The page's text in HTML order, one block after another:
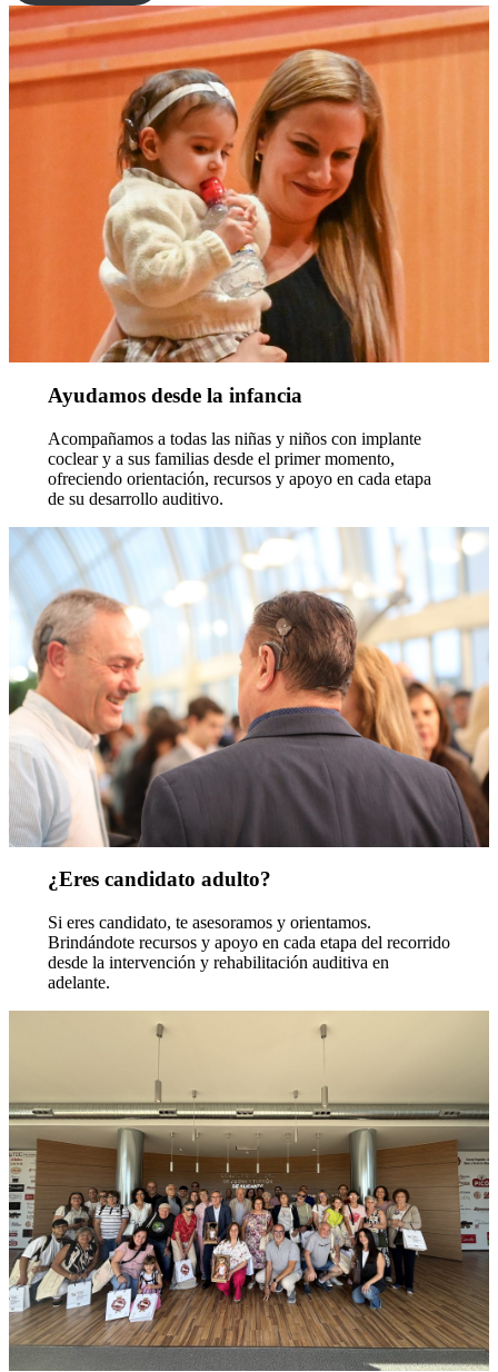
Ayudamos desde la infancia
Acompañamos a todas las niñas y niños con implante
coclear y a sus familias desde el primer momento,
ofreciendo orientación, recursos y apoyo en cada etapa
de su desarrollo auditivo.
¿Eres candidato adulto?
Si eres candidato, te asesoramos y orientamos.
Brindándote recursos y apoyo en cada etapa del recorrido
desde la intervención y rehabilitación auditiva en
adelante.